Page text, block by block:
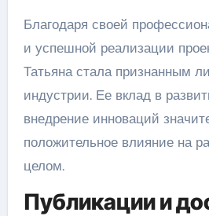
Благодаря своей
и успешной реализации
Татьяна стала признанным
индустрии. Ее вклад в
внедрение инноваций
положительное влияние на
целом.
Публикации и